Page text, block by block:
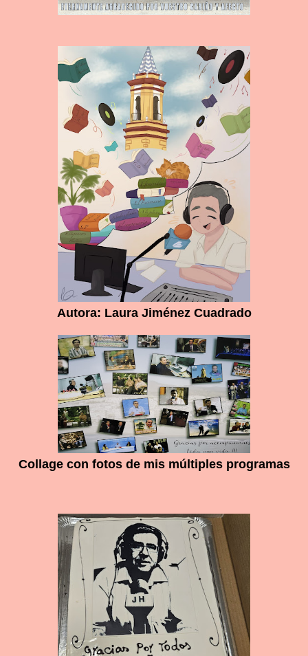
Autora: Laura Jiménez Cuadrado
Collage con fotos de mis múltiples programas